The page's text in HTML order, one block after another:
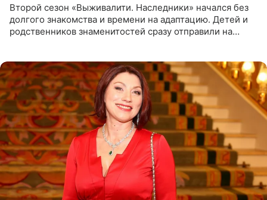
Второй сезон «Выживалити. Наследники» начался без
долгого знакомства и времени на адаптацию. Детей и
родственников знаменитостей сразу отправили на